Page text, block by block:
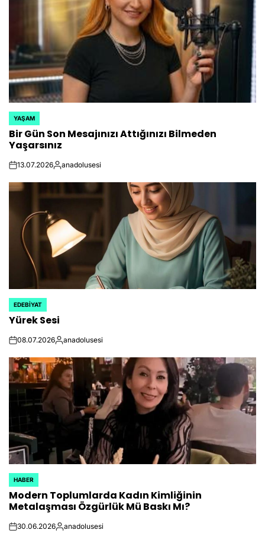
POSTED
IN
YAŞAM
Bir Gün Son Mesajınızı Attığınızı Bilmeden
Yaşarsınız
on13.07.2026Posted
anadolusesi
POSTED
IN
EDEBIYAT
Yürek Sesi
on08.07.2026Posted
anadolusesi
POSTED
IN
HABER
Modern Toplumlarda Kadın Kimliğinin
Metalaşması Özgürlük Mü Baskı Mı?
on30.06.2026Posted
anadolusesi